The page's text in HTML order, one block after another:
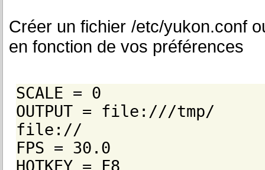
Créer un fichier /etc/yukon.conf
en fonction de vos préférences
SCALE = 0
OUTPUT = file:///tmp/
file://
FPS = 30.0
HOTKEY = F8